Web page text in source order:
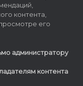
контента,
его
администратору
контента